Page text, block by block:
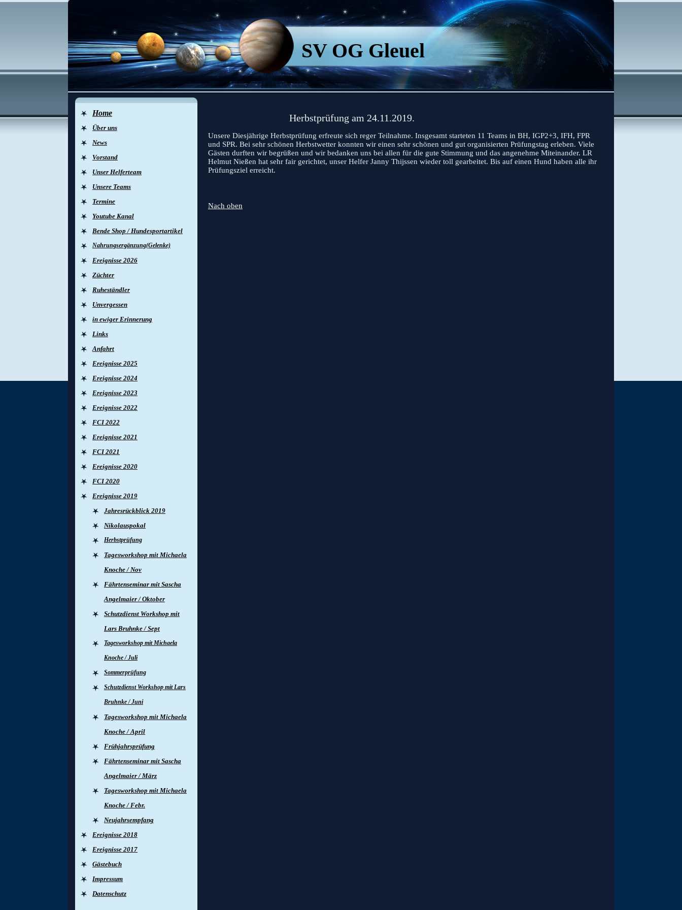
SV OG Gleuel
Home
Über uns
News
Vorstand
Unser Helferteam
Unsere Teams
Termine
Youtube Kanal
Bende Shop / Hundesportartikel
Nahrungsergänzung(Gelenke)
Ereignisse 2026
Züchter
Ruheständler
Unvergessen
in ewiger Erinnerung
Links
Anfahrt
Ereignisse 2025
Ereignisse 2024
Ereignisse 2023
Ereignisse 2022
FCI 2022
Ereignisse 2021
FCI 2021
Ereignisse 2020
FCI 2020
Ereignisse 2019
Jahresrückblick 2019
Nikolauspokal
Herbstprüfung
Tagesworkshop mit Michaela
Knoche / Nov
Fährtenseminar mit Sascha
Angelmaier / Oktober
Schutzdienst Workshop mit
Lars Bruhnke / Sept
Tagesworkshop mit Michaela
Knoche / Juli
Sommerprüfung
Schutzdienst Workshop mit Lars
Bruhnke / Juni
Tagesworkshop mit Michaela
Knoche / April
Frühjahrsprüfung
Fährtenseminar mit Sascha
Angelmaier / März
Tagesworkshop mit Michaela
Knoche / Febr.
Neujahrsempfang
Ereignisse 2018
Ereignisse 2017
Gästebuch
Impressum
Datenschutz
Herbstprüfung am 24.11.2019.
Unsere Diesjährige Herbstprüfung erfreute sich reger Teilnahme. Insgesamt starteten 11 Teams in BH, IGP2+3, IFH, FPR
und SPR. Bei sehr schönen Herbstwetter konnten wir einen sehr schönen und gut organisierten Prüfungstag erleben. Viele
Gästen durften wir begrüßen und wir bedanken uns bei allen für die gute Stimmung und das angenehme Miteinander. LR
Helmut Nießen hat sehr fair gerichtet, unser Helfer Janny Thijssen wieder toll gearbeitet. Bis auf einen Hund haben alle ihr
Prüfungsziel erreicht.
Nach oben